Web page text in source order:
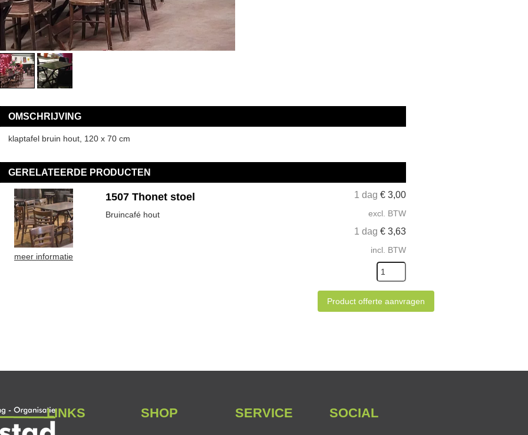
OMSCHRIJVING
klaptafel bruin hout, 120 x 70 cm
GERELATEERDE PRODUCTEN
meer informatie
1 dag € 3,00
excl. BTW
1 dag € 3,63
incl. BTW
Product offerte aanvragen
1507 Thonet stoel
Bruincafé hout
LINKS SHOP SERVICE SOCIAL